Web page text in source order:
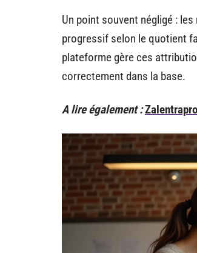
Un point souvent négligé :
progressif selon le quotient
plateforme gère ces
correctement dans la base.
A lire également :